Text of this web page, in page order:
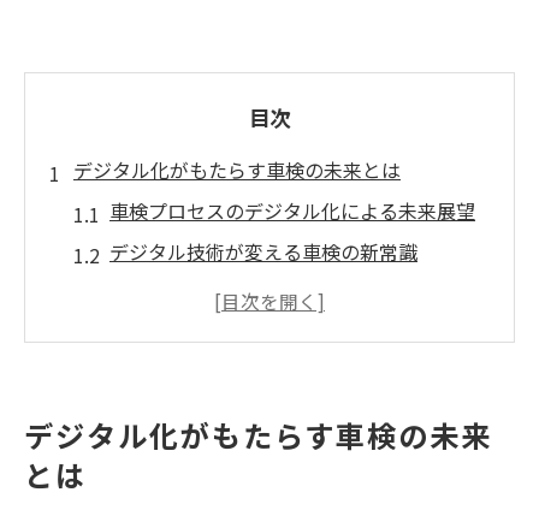
目次
デジタル化がもたらす車検の未来とは
車検プロセスのデジタル化による未来展望
デジタル技術が変える車検の新常識
車検のデジタル化で見えてくる未来の形
未来の車検: デジタル化がもたらす変革
車検のデジタル化で手続きが劇的に簡略化
デジタル化がもたらす車検の未来
とは